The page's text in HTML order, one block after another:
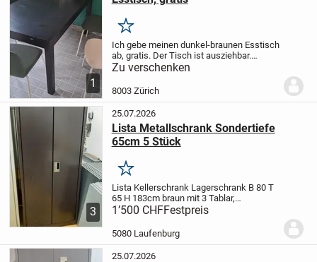
1
Merken
Ich gebe meinen dunkel-braunen Esstisch
ab, gratis. Der Tisch ist ausziehbar.
Leichte Gebrauchsspuren. Sonst sehr gut
Zürich.Höhe: 75 cm
Zu verschenken
8003 Zürich
3
25.07.2026
Lista Metallschrank Sondertiefe
65cm 5 Stück
Merken
Lista Kellerschrank Lagerschrank B 80 T
65 H 183cm braun mit 3 Tablar,
abschliessbar Tablartraglast 80kg die
Schränke weisen Gebrauchspuren auf, 5
Stück Neupreis Stück Fr. 1200.- jetzt alle 5
Stück...
1’500 CHFFestpreis
5080 Laufenburg
25.07.2026